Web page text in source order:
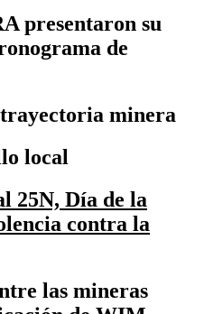
presentaron su
de
minera
local
25N, Día de la
contra la
las mineras